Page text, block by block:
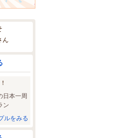
ん
日本一周
ン
ルをみる